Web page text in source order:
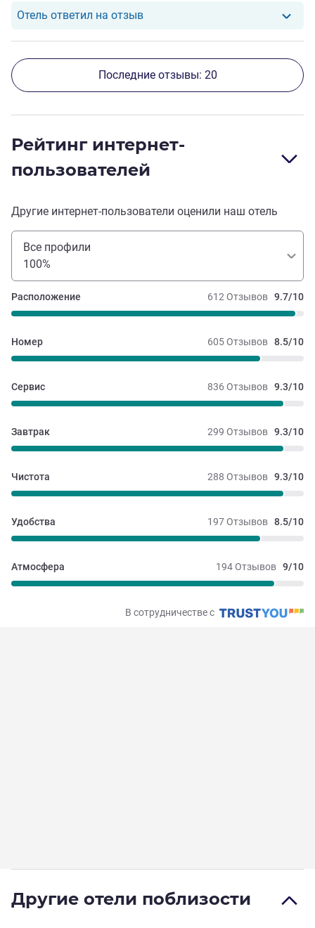
Отель ответил на отзывОтель ответил на отзыв от Vlad
Последние отзывы: 20
Рейтинг интернет-
пользователей
Другие интернет-пользователи оценили наш отель
Все профили
100%
612 Отзывов 9.7/10
Расположение
605 Отзывов 8.5/10
Номер
836 Отзывов 9.3/10
Сервис
299 Отзывов 9.3/10
Завтрак
288 Отзывов 9.3/10
Чистота
197 Отзывов 8.5/10
Удобства
194 Отзывов 9/10
Атмосфера
В сотрудничестве с
Другие отели поблизости